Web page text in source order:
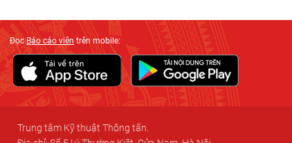
ĐọcBáo cáo viên trên mobile:
Trung tâm Kỹ thuật Thông tấn.